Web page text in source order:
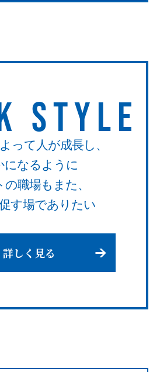
STYLE
って人が成長し、
になるように
職場もまた、
す場でありたい
詳しく見る